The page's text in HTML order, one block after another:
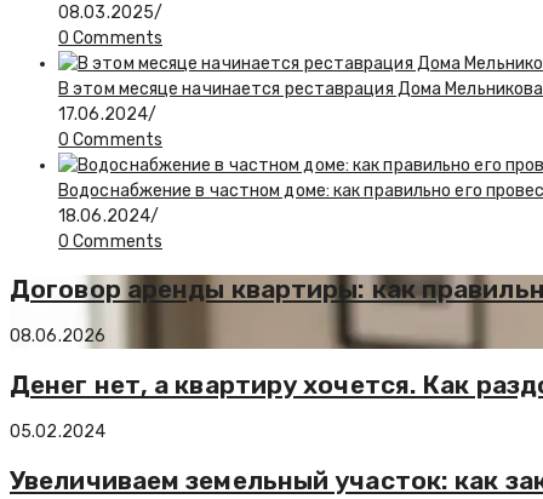
08.03.2025/
0 Comments
В этом месяце начинается реставрация Дома
17.06.2024/
0 Comments
Водоснабжение в частном доме: как правильно его
18.06.2024/
0 Comments
Договор аренды квартиры: как
08.06.2026
Денег нет, а квартиру хочется. Как
05.02.2024
Увеличиваем земельный участок: как